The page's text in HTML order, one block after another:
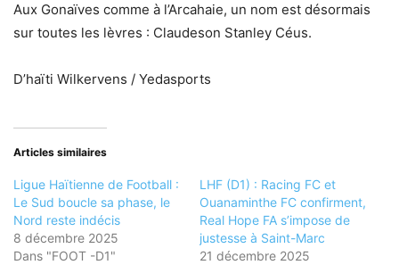
Aux Gonaïves comme à l’Arcahaie, un nom est désormais
sur toutes les lèvres : Claudeson Stanley Céus.
D’haïti Wilkervens / Yedasports
Articles similaires
Ligue Haïtienne de Football :
Le Sud boucle sa phase, le
Nord reste indécis
8 décembre 2025
Dans "FOOT -D1"
LHF (D1) : Racing FC et
Ouanaminthe FC confirment,
Real Hope FA s’impose de
justesse à Saint-Marc
21 décembre 2025